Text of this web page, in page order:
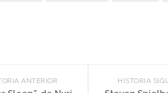
HISTORIA
ANTERIOR